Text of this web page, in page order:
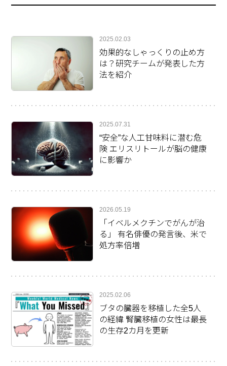
2025.02.03
効果的なしゃっくりの止め方
は？研究チームが発表した方
法を紹介
2025.07.31
“安全”な人工甘味料に潜む危
険 エリスリトールが脳の健康
に影響か
2026.05.19
「イベルメクチンでがんが治
る」 有名俳優の発言後、米で
処方率倍増
2025.02.06
ブタの臓器を移植した全5人
の経緯 腎臓移植の女性は最長
の生存2カ月を更新